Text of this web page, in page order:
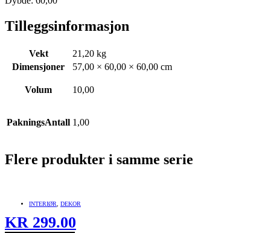
Tilleggsinformasjon
Vekt
21,20 kg
Dimensjoner
57,00 × 60,00 × 60,00 cm
Volum 10,00
PakningsAntall 1,00
Flere produkter i samme serie
INTERIØR DEKOR
KR 299.00